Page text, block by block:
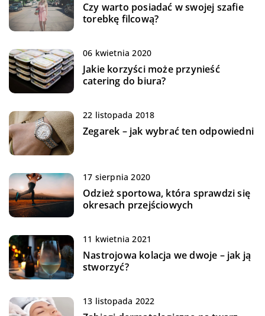
Czy warto posiadać w swojej szafie
torebkę filcową?
06 kwietnia 2020
Jakie korzyści może przynieść
catering do biura?
22 listopada 2018
Zegarek – jak wybrać ten odpowiedni
17 sierpnia 2020
Odzież sportowa, która sprawdzi się
okresach przejściowych
11 kwietnia 2021
Nastrojowa kolacja we dwoje – jak ją
stworzyć?
13 listopada 2022